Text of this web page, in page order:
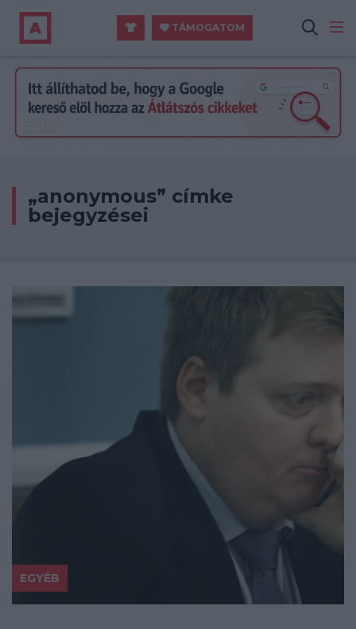
TÁMOGATOM
„anonymous” címke
bejegyzései
EGYÉB